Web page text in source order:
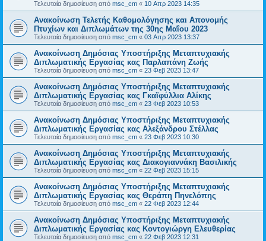
Τελευταία δημοσίευση από msc_cm « 10 Απρ 2023 14:35
Ανακοίνωση Τελετής Καθομολόγησης και Απονομής
Πτυχίων και Διπλωμάτων της 30ης Μαΐου 2023
Τελευταία δημοσίευση από msc_cm « 03 Απρ 2023 13:37
Ανακοίνωση Δημόσιας Υποστήριξης Μεταπτυχιακής
Διπλωματικής Εργασίας κας Παρλαπάνη Ζωής
Τελευταία δημοσίευση από msc_cm « 23 Φεβ 2023 13:47
Ανακοίνωση Δημόσιας Υποστήριξης Μεταπτυχιακής
Διπλωματικής Εργασίας κας Γκαϊφύλλια Αλίκης
Τελευταία δημοσίευση από msc_cm « 23 Φεβ 2023 10:53
Ανακοίνωση Δημόσιας Υποστήριξης Μεταπτυχιακής
Διπλωματικής Εργασίας κας Αλεξάνδρου Στέλλας
Τελευταία δημοσίευση από msc_cm « 23 Φεβ 2023 10:30
Ανακοίνωση Δημόσιας Υποστήριξης Μεταπτυχιακής
Διπλωματικής Εργασίας κας Διακογιαννάκη Βασιλικής
Τελευταία δημοσίευση από msc_cm « 22 Φεβ 2023 15:15
Ανακοίνωση Δημόσιας Υποστήριξης Μεταπτυχιακής
Διπλωματικής Εργασίας κας Θεράπη Πηνελόπης
Τελευταία δημοσίευση από msc_cm « 22 Φεβ 2023 12:44
Ανακοίνωση Δημόσιας Υποστήριξης Μεταπτυχιακής
Διπλωματικής Εργασίας κας Κοντογιώργη Ελευθερίας
Τελευταία δημοσίευση από msc_cm « 22 Φεβ 2023 12:31